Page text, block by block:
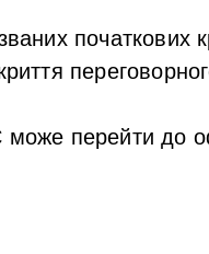
початкових
перейти до